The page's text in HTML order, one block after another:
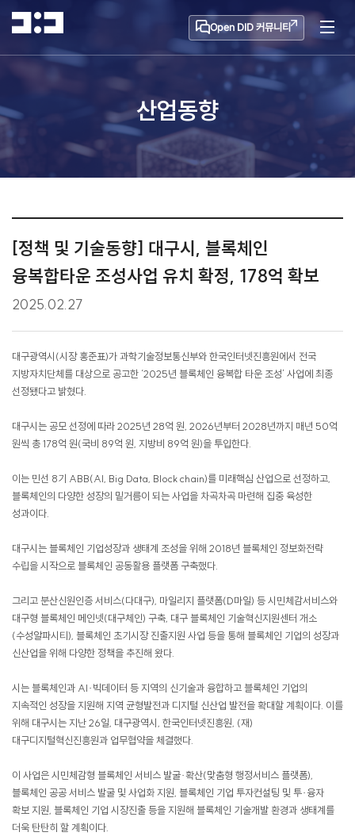
Open DID 커뮤니티
산업동향
[정책 및 기술동향] 대구시, 블록체인
융복합타운 조성사업 유치 확정, 178억 확보
2025.02.27
대구광역시(시장 홍준표)가 과학기술정보통신부와 한국인터넷진흥원에서 전국
지방자치단체를 대상으로 공고한 ‘2025년 블록체인 융복합 타운 조성’ 사업에 최종
선정됐다고 밝혔다.
대구시는 공모 선정에 따라 2025년 28억 원, 2026년부터 2028년까지 매년 50억
원씩 총 178억 원(국비 89억 원, 지방비 89억 원)을 투입한다.
이는 민선 8기 ABB(AI, Big Data, Block chain)를 미래핵심 산업으로 선정하고,
블록체인의 다양한 성장의 밑거름이 되는 사업을 차곡차곡 마련해 집중 육성한
성과이다.
대구시는 블록체인 기업성장과 생태계 조성을 위해 2018년 블록체인 정보화전략
수립을 시작으로 블록체인 공동활용 플랫폼 구축했다.
그리고 분산신원인증 서비스(다대구), 마일리지 플랫폼(D마일) 등 시민체감서비스와
대구형 블록체인 메인넷(대구체인) 구축, 대구 블록체인 기술혁신지원센터 개소
(수성알파시티), 블록체인 초기시장 진출지원 사업 등을 통해 블록체인 기업의 성장과
신산업을 위해 다양한 정책을 추진해 왔다.
시는 블록체인과 AI·빅데이터 등 지역의 신기술과 융합하고 블록체인 기업의
지속적인 성장을 지원해 지역 균형발전과 디지털 신산업 발전을 확대할 계획이다. 이를
위해 대구시는 지난 26일, 대구광역시, 한국인터넷진흥원, (재)
대구디지털혁신진흥원과 업무협약을 체결했다.
이 사업은 시민체감형 블록체인 서비스 발굴·확산(맞춤형 행정서비스 플랫폼),
블록체인 공공 서비스 발굴 및 사업화 지원, 블록체인 기업 투자컨설팅 및 투·융자
확보 지원, 블록체인 기업 시장진출 등을 지원해 블록체인 기술개발 환경과 생태계를
더욱 탄탄히 할 계획이다.